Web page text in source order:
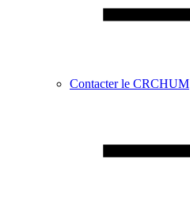
Contacter le CRCHUM